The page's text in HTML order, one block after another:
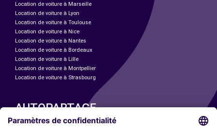
Location de voiture à Marseille
Location de voiture à Lyon
Location de voiture à Toulouse
Location de voiture à Nice
Location de voiture à Nantes
Location de voiture à Bordeaux
Location de voiture à Lille
Location de voiture à Montpellier
Location de voiture à Strasbourg
AUTOPARTAGE